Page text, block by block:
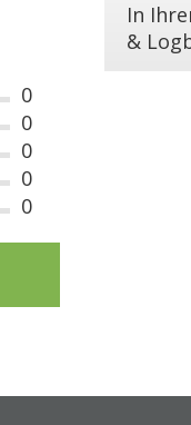
0
0
0
0
0
In
&